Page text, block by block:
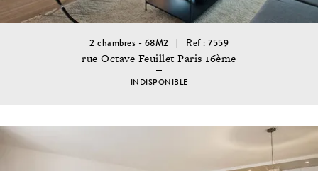
2 chambres - 68M2 Ref : 7559
rue Octave Feuillet Paris 16ème
INDISPONIBLE